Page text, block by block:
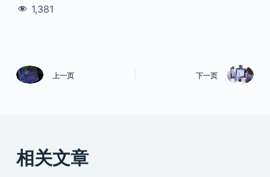
1,381
上一页 下一页
相关文章